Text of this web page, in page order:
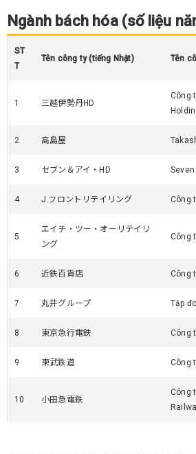
giá
(số
liệu
năm
năm
2018-
Ngành
doanh/
hàng
Ngành bách hóa (số liệu
ST
T
Tên công ty (tiếng Nhật) Tên
1 三越伊勢丹HD
Công
2 高島屋
3 セブン＆アイ・HD
4 J.フロントリテイリング Công
5
エイチ・ツー・オーリテイリ
ング
Công
6 近鉄百貨店 Công
7 丸井グループ Tập
8 東京急行電鉄 Công
9 東武鉄道 Công
10 小田急電鉄
Công